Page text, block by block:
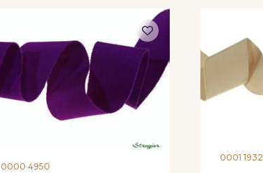
23 - Tilleul
926 - Bleu Grisé Foncé
0000 4950
0001 1932